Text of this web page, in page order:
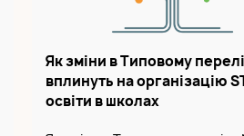
Як зміни в Типовому
вплинуть на організацію
освіти в школах